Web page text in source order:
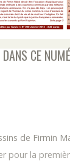
DANS CE
de Firmin
pour la